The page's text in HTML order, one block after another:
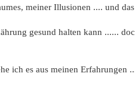
meiner Illusionen .... und
gesund halten kann ......
es aus meinen Erfahrungen